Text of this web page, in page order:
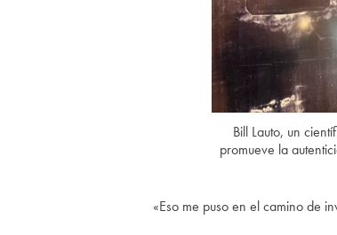
Bill Lauto, un
promueve la
«Eso me puso en el camino de